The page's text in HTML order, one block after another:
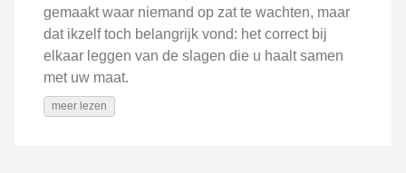
gemaakt waar niemand op zat te wachten, maar
dat ikzelf toch belangrijk vond: het correct bij
elkaar leggen van de slagen die u haalt samen
met uw maat.
meer lezen